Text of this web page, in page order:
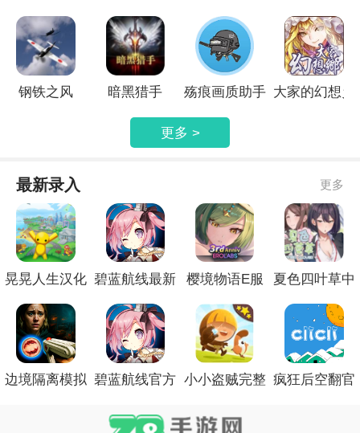
钢铁之风 暗黑猎手 殇痕画质助手 大家的幻想乡
更多 >
最新录入 更多
晃晃人生汉化 碧蓝航线最新
樱境物语E服
夏色四叶草中
边境隔离模拟 碧蓝航线官方 小小盗贼完整 疯狂后空翻官